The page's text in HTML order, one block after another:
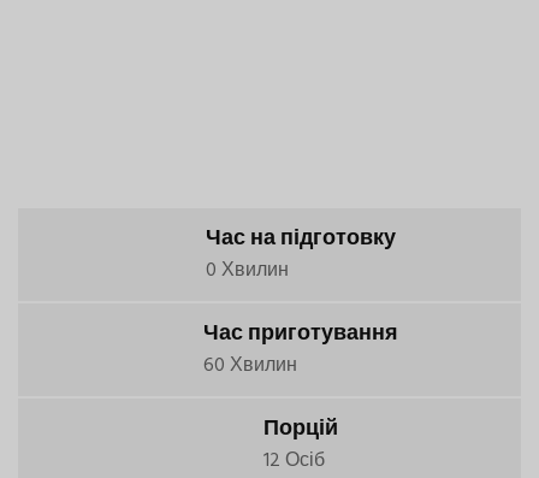
Час на підготовку
0 Хвилин
Час приготування
60 Хвилин
Порцій
12 Осіб